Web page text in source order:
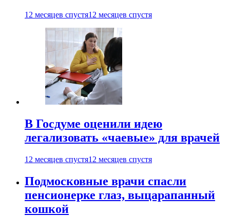
12 месяцев спустя12 месяцев спустя
В Госдуме оценили идею
легализовать «чаевые» для врачей
12 месяцев спустя12 месяцев спустя
Подмосковные врачи спасли
пенсионерке глаз, выцарапанный
кошкой